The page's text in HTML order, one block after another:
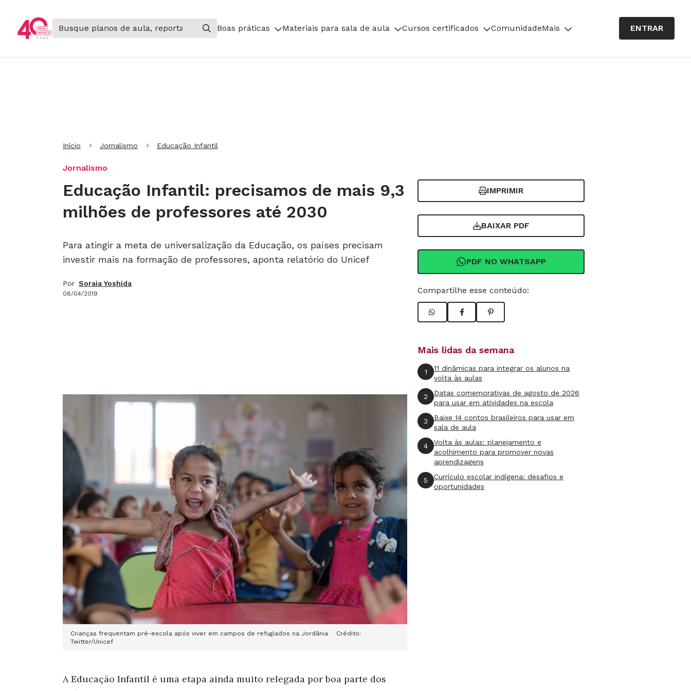
Boas práticas Materiais para sala de aula Cursos certificados ComunidadeMais ENTRAR
Início Jornalismo Educação Infantil
Jornalismo
Educação Infantil: precisamos de mais 9,3
milhões de professores até 2030
Para atingir a meta de universalização da Educação, os países precisam
investir mais na formação de professores, aponta relatório do Unicef
Por Soraia Yoshida
08/04/2019
IMPRIMIR
BAIXAR PDF
PDF NO WHATSAPP
Compartilhe esse conteúdo:
Crianças frequentam pré-escola após viver em campos de refugiados na Jordânia Crédito:
Twitter/Unicef
A Educação Infantil é uma etapa ainda muito relegada por boa parte dos
Mais lidas da semana
1
11 dinâmicas para integrar os alunos na
volta às aulas
2
Datas comemorativas de agosto de 2026
para usar em atividades na escola
3
Baixe 14 contos brasileiros para usar em
sala de aula
4
Volta às aulas: planejamento e
acolhimento para promover novas
aprendizagens
5
Currículo escolar indígena: desafios e
oportunidades